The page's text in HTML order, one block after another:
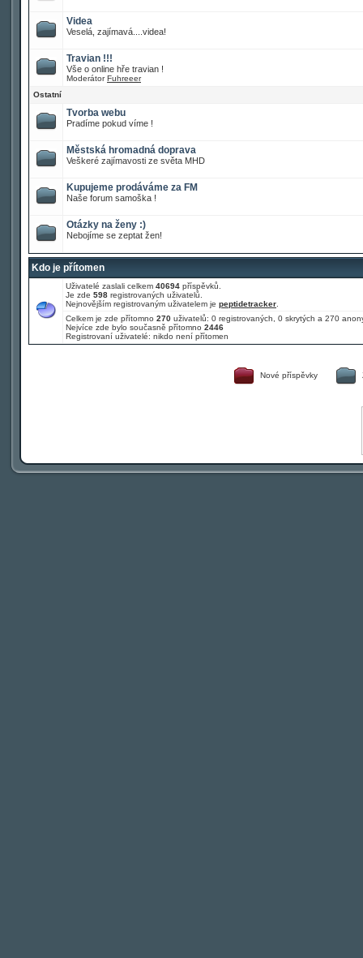
Videa
Veselá, zajímavá....videa!
Travian !!!
Vše o online hře travian !
ModerátorFuhreeer
Ostatní
Tvorba webu
Pradíme pokud víme !
Městská hromadná doprava
Veškeré zajímavosti ze světa MHD
Kupujeme prodáváme za FM
Naše forum samoška !
Otázky na ženy :)
Nebojíme se zeptat žen!
Kdo je přítomen
Uživatelé zaslali celkem 40694 příspěvků.
Je zde 598 registrovaných uživatelů.
Nejnovějším registrovaným uživatelem je peptidetracker
Celkem je zde přítomno 270 uživatelů: 0 registrovaných, 0 skrytých a 270
Nejvíce zde bylo současně přítomno 2446
Registrovaní uživatelé: nikdo není přítomen
Nové příspěvky